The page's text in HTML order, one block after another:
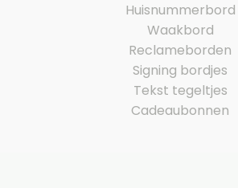
Huisnummerbord
Waakbord
Reclameborden
Signing bordjes
Tekst tegeltjes
Cadeaubonnen